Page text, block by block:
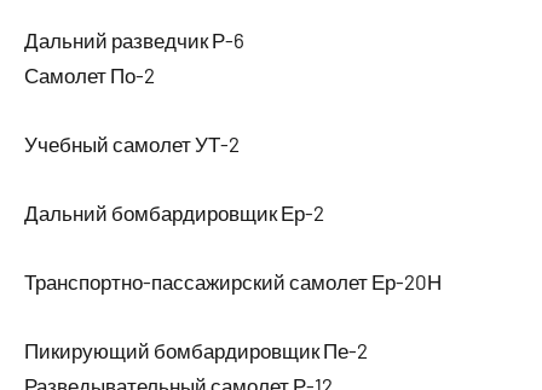
Дальний разведчик Р-6
Самолет По-2
Учебный самолет УТ-2
Дальний бомбардировщик Ер-2
Транспортно-пассажирский самолет Ер-20Н
Пикирующий бомбардировщик Пе-2
Разведывательный самолет Р-12